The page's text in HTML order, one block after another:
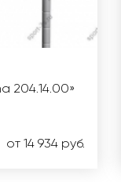
204.14.00»
от 14 934 руб.